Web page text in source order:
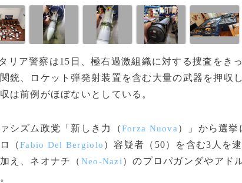
リア警察は15日、極右過激組織に対する捜査をき
銃、ロケット弾発射装置を含む大量の武器を押収
は前例がほぼないとしている。
シズム政党「新しき力（Forza Nuova ）」から選
（Fabio Del Bergiolo ）容疑者（50）を含む3人を
え、ネオナチ（ Neo-Nazi ）のプロパガンダやアド